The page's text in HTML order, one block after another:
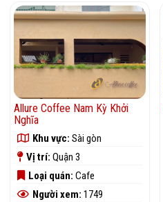
Allure Coffee Nam Kỳ Khởi
Nghĩa
Khu vực: Sài gòn
Vị trí: Quận 3
Loại quán: Cafe
Người xem: 1749